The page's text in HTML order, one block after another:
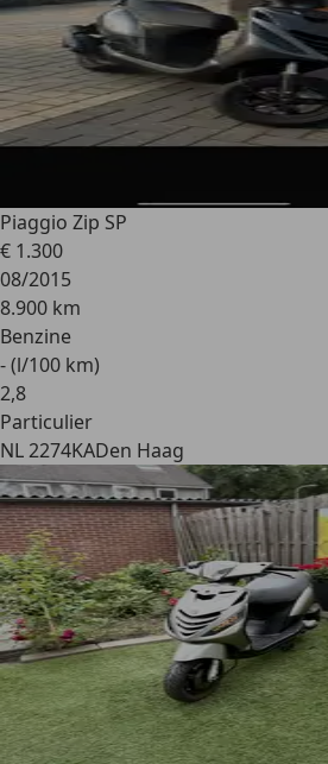
Piaggio Zip SP
€ 1.300
08/2015
8.900 km
Benzine
- (l/100 km)
2,8
Particulier
NL 2274KADen Haag